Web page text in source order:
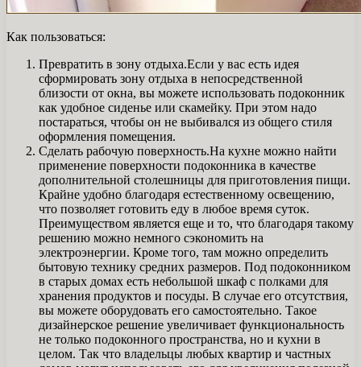
Как пользоваться:
Превратить в зону отдыха.Если у вас есть идея
сформировать зону отдыха в непосредственной
близости от окна, вы можете использовать подоконник
как удобное сиденье или скамейку. При этом надо
постараться, чтобы он не выбивался из общего стиля
оформления помещения.
Сделать рабочую поверхность.На кухне можно найти
применение поверхности подоконника в качестве
дополнительной столешницы для приготовления пищи.
Крайне удобно благодаря естественному освещению,
что позволяет готовить еду в любое время суток.
Преимуществом является еще и то, что благодаря такому
решению можно немного сэкономить на
электроэнергии. Кроме того, там можно определить
бытовую технику средних размеров. Под подоконником
в старых домах есть небольшой шкаф с полками для
хранения продуктов и посуды. В случае его отсутствия,
вы можете оборудовать его самостоятельно. Такое
дизайнерское решение увеличивает функциональность
не только подоконного пространства, но и кухни в
целом. Так что владельцы любых квартир и частных